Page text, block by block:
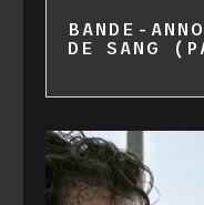
BANDE-
DE SANG